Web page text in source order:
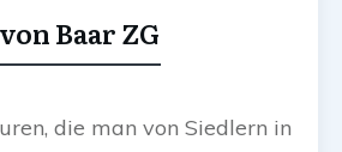
Baar ZG
die man von Siedlern in